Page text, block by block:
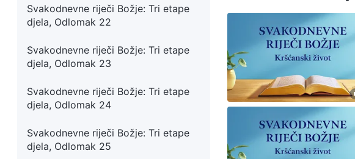
Svakodnevne riječi Božje: Tri etape
djela, Odlomak 22
Svakodnevne riječi Božje: Tri etape
djela, Odlomak 23
Svakodnevne riječi Božje: Tri etape
djela, Odlomak 24
Svakodnevne riječi Božje: Tri etape
djela, Odlomak 25